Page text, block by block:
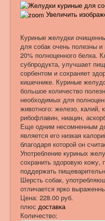
Увеличить
Куриные желудки
для собак очень полезны
20% полноценного белка.
субпродукта, улучшает
сорбентом и сохраняет
кишечнике. Куриные
большое количество
необходимых для
животного: железо, калий,
рибофлавин, ниацин,
Еще одним несомненным
является его низкая
благодаря которой он
Употребление куриных
сохранить здоровую кожу,
поддержать
Шерсть собак,
отличается ярко
Цена: 228.00 руб.
плюс доставка
Количество: